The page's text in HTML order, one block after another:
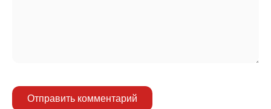
Отправить комментарий